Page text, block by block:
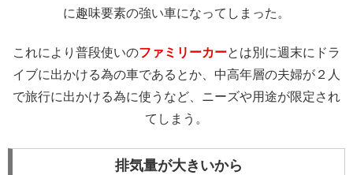
に趣味要素の強い車になってしまった。
これにより普段使いのファミリーカーとは別に週末にドラ
イブに出かける為の車であるとか、中高年層の夫婦が２人
で旅行に出かける為に使うなど、ニーズや用途が限定され
てしまう。
排気量が大きいから